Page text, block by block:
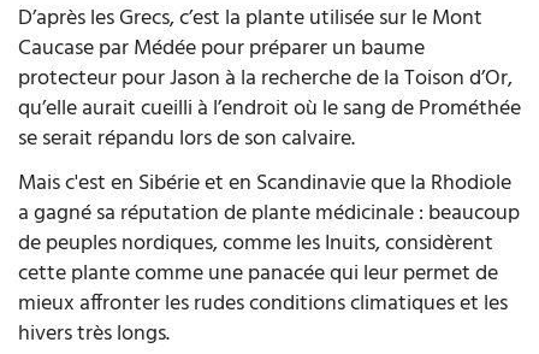
D’après les Grecs, c’est la plante utilisée sur le Mont
Caucase par Médée pour préparer un baume
protecteur pour Jason à la recherche de la Toison d’Or,
qu’elle aurait cueilli à l’endroit où le sang de Prométhée
se serait répandu lors de son calvaire.
Mais c'est en Sibérie et en Scandinavie que la Rhodiole
a gagné sa réputation de plante médicinale : beaucoup
de peuples nordiques, comme les Inuits, considèrent
cette plante comme une panacée qui leur permet de
mieux affronter les rudes conditions climatiques et les
hivers très longs.